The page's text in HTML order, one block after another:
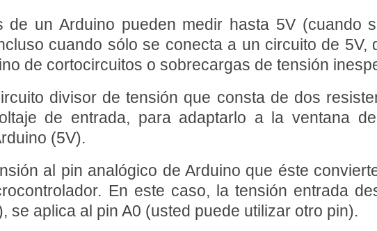
de un Arduino pueden medir hasta 5V (cuando
cuando sólo se conecta a un circuito de
de cortocircuitos o sobrecargas de tensión
divisor de tensión que consta de dos
de entrada, para adaptarlo a la ventana
(5V).
al pin analógico de Arduino que éste
En este caso, la tensión entrada
se aplica al pin A0 (usted puede utilizar otro pin).